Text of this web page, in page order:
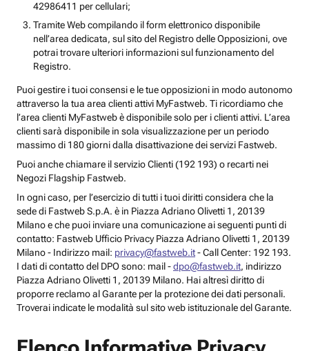
42986411 per cellulari;
Tramite Web compilando il form elettronico disponibile
nell’area dedicata, sul sito del Registro delle Opposizioni, ove
potrai trovare ulteriori informazioni sul funzionamento del
Registro.
Puoi gestire i tuoi consensi e le tue opposizioni in modo autonomo
attraverso la tua area clienti attivi MyFastweb. Ti ricordiamo che
l’area clienti MyFastweb è disponibile solo per i clienti attivi. L’area
clienti sarà disponibile in sola visualizzazione per un periodo
massimo di 180 giorni dalla disattivazione dei servizi Fastweb.
Puoi anche chiamare il servizio Clienti (192 193) o recarti nei
Negozi Flagship Fastweb.
In ogni caso, per l’esercizio di tutti i tuoi diritti considera che la
sede di Fastweb S.p.A. è in Piazza Adriano Olivetti 1, 20139
Milano e che puoi inviare una comunicazione ai seguenti punti di
contatto: Fastweb Ufficio Privacy Piazza Adriano Olivetti 1, 20139
Milano - Indirizzo mail: privacy@fastweb.it- Call Center: 192 193.
I dati di contatto del DPO sono: mail -dpo@fastweb.it, indirizzo
Piazza Adriano Olivetti 1, 20139 Milano. Hai altresì diritto di
proporre reclamo al Garante per la protezione dei dati personali.
Troverai indicate le modalità sul sito web istituzionale del Garante.